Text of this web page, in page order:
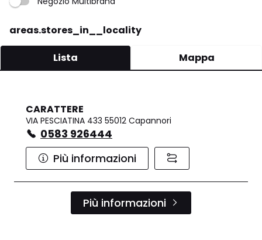
areas.stores_in__locality
Lista Mappa
CARATTERE
VIA PESCIATINA 433 55012 Capannori
0583 926444
Più informazioni
Più informazioni